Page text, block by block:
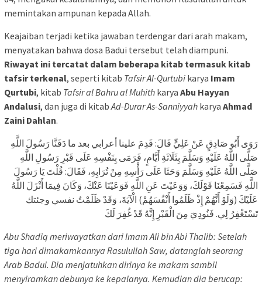
memintakan ampunan kepada Allah.
Keajaiban terjadi ketika jawaban terdengar dari arah makam,
menyatakan bahwa dosa Badui tersebut telah diampuni.
Riwayat ini tercatat dalam beberapa kitab termasuk kitab
tafsir terkenal, seperti kitab Tafsir Al-Qurtubi karya Imam
Qurtubi, kitab Tafsir al Bahru al Muhith karya Abu Hayyan
Andalusi, dan juga di kitab Ad-Durar As-Sanniyyah karya Ahmad
Zaini Dahlan.
رَوَى أَبُو صَادِقٍ عَنْ عَلِيٍّ قَالَ: قَدِمَ علينا أعرابي بعد ما دَفَنَّا رَسُولَ اللَّهِ
صَلَّى اللَّهُ عَلَيْهِ وَسَلَّمَ بِثَلَاثَةِ أَيَّامٍ، فَرَمَى بِنَفْسِهِ عَلَى قَبْرِ رَسُولِ اللَّهِ
صَلَّى اللَّهُ عَلَيْهِ وَسَلَّمَ وَحَثَا عَلَى رَأْسِهِ مِنْ تُرَابِهِ، فَقَالَ: قُلْتَ يَا رَسُولَ
اللَّهِ فَسَمِعْنَا قَوْلَكَ، وَوَعَيْتَ عَنِ اللَّهِ فَوَعَيْنَا عَنْكَ، وَكَانَ فِيمَا أَنْزَلَ اللَّهُ
عَلَيْكَ (وَلَوْ أَنَّهُمْ إِذْ ظَلَمُوا أَنْفُسَهُمْ) الْآيَةَ، وَقَدْ ظَلَمْتُ نفسي وجئتك
تَسْتَغْفِرُ لِي. فَنُودِيَ مِنَ الْقَبْرِ إِنَّهُ قَدْ غُفِرَ لَكَ
Abu Shadiq meriwayatkan dari Imam Ali bin Abi Thalib: Setelah
tiga hari dimakamkannya Rasulullah Saw, datanglah seorang
Arab Badui. Dia menjatuhkan dirinya ke makam sambil
menyiramkan debunya ke kepalanya. Kemudian dia berucap: